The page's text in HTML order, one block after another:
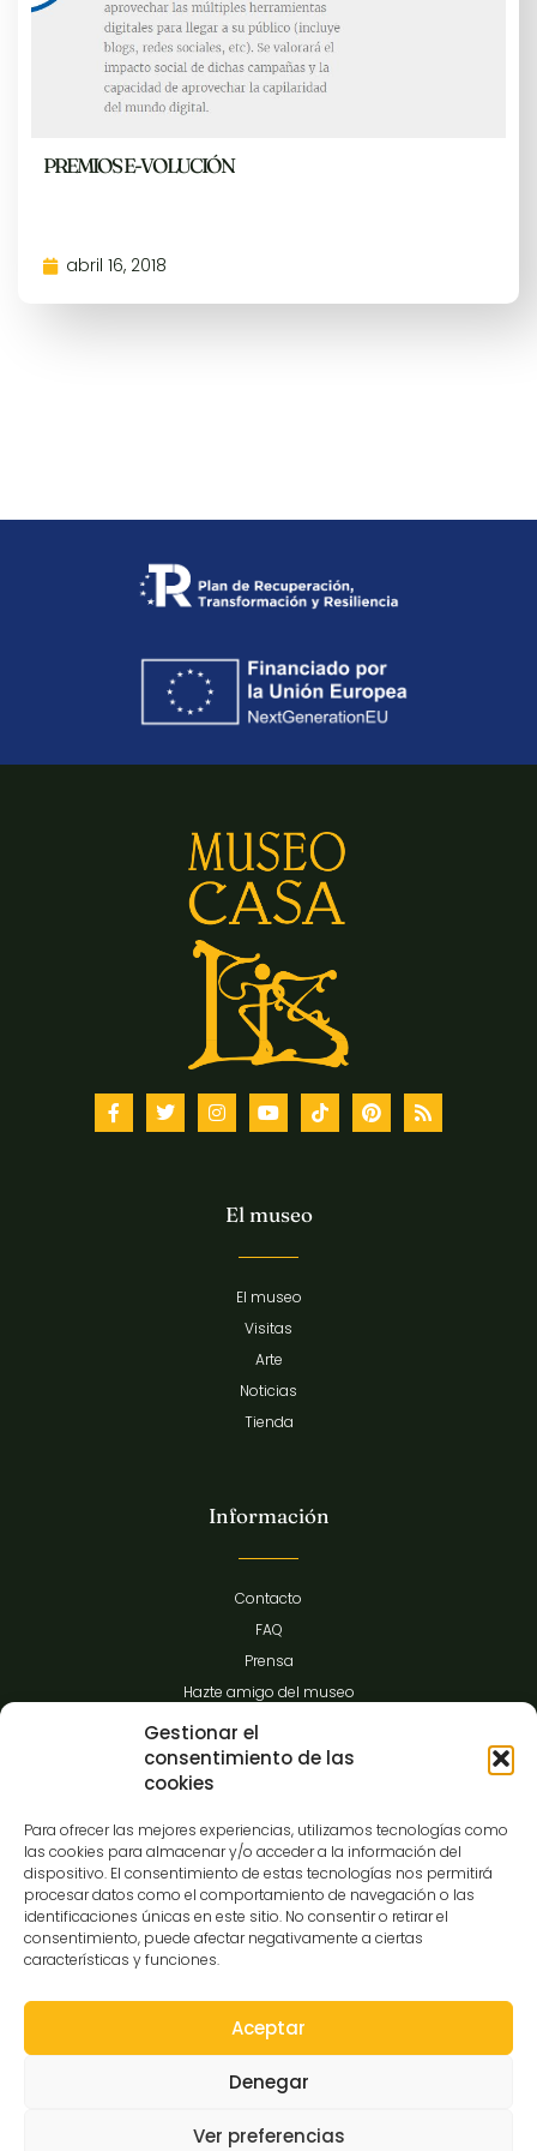
Gestionar el
consentimiento de las
cookies
Para ofrecer las mejores experiencias, utilizamos tecnologías como
las cookies para almacenar y/o acceder a la información del
dispositivo. El consentimiento de estas tecnologías nos permitirá
procesar datos como el comportamiento de navegación o las
identificaciones únicas en este sitio. No consentir o retirar el
consentimiento, puede afectar negativamente a ciertas
características y funciones.
Aceptar
Denegar
Ver preferencias
PREMIOS E-VOLUCIÓN
abril 16, 2018
El museo
El museo
Visitas
Arte
Noticias
Tienda
Información
Contacto
FAQ
Prensa
Hazte amigo del museo
Transparencia
C/Gibraltar,14
37008-Salamanca